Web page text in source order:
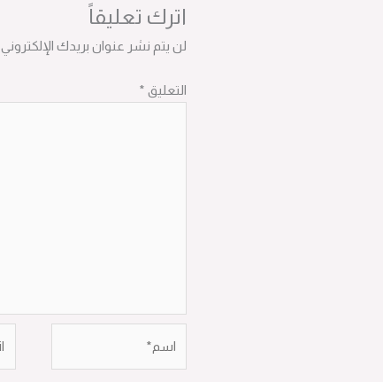
اترك تعليقاً
لن يتم نشر عنوان بريدك الإلكتروني.
التعليق *